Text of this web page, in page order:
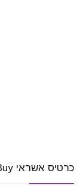
כרטיס אשראי AliBuy